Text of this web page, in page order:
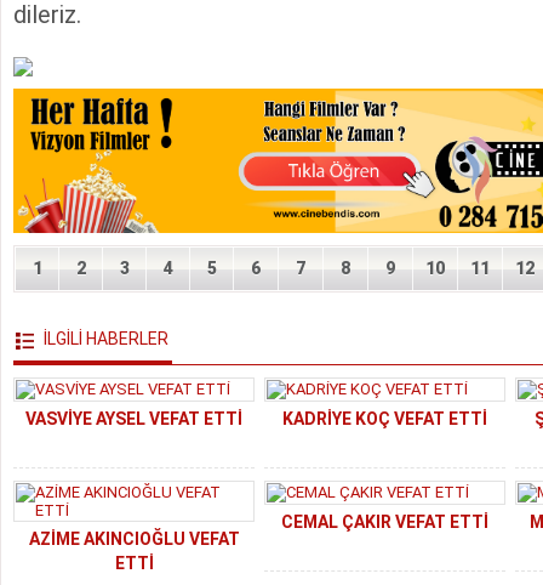
dileriz.
1 2 3 4 5 6 7 8 9 10 11 12
İLGİLİ HABERLER
VASVİYE AYSEL VEFAT ETTİ KADRİYE KOÇ VEFAT ETTİ
AZİME AKINCIOĞLU VEFAT
ETTİ
CEMAL ÇAKIR VEFAT ETTİ